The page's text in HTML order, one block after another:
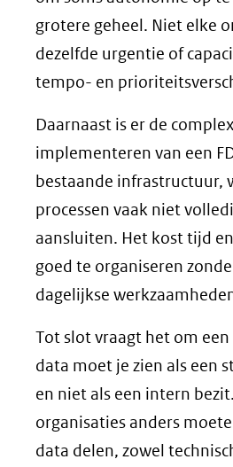
grotere geheel. Niet elke
dezelfde urgentie of
tempo- en
Daarnaast is er de
implementeren van een
bestaande infrastructuur,
processen vaak niet
aansluiten. Het kost tijd
goed te organiseren
dagelijkse
Tot slot vraagt het om
data moet je zien als een
en niet als een intern
organisaties anders
data delen, zowel